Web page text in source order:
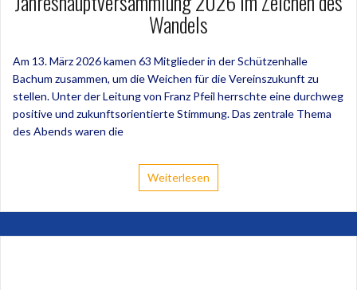
Wandels
Am 13. März 2026 kamen 63 Mitglieder in der Schützenhalle
Bachum zusammen, um die Weichen für die Vereinszukunft zu
stellen. Unter der Leitung von Franz Pfeil herrschte eine durchweg
positive und zukunftsorientierte Stimmung. Das zentrale Thema
des Abends waren die
Weiterlesen